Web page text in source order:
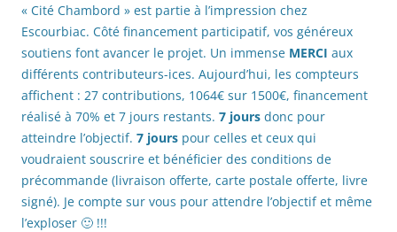
« Cité Chambord » est partie à l’impression chez
Escourbiac. Côté financement participatif, vos généreux
soutiens font avancer le projet. Un immense MERCI aux
différents contributeurs-ices. Aujourd’hui, les compteurs
affichent : 27 contributions, 1064€ sur 1500€, financement
réalisé à 70% et 7 jours restants. 7 jours donc pour
atteindre l’objectif. 7 jours pour celles et ceux qui
voudraient souscrire et bénéficier des conditions de
précommande (livraison offerte, carte postale offerte, livre
signé). Je compte sur vous pour attendre l’objectif et même
l’exploser 🙂 !!!